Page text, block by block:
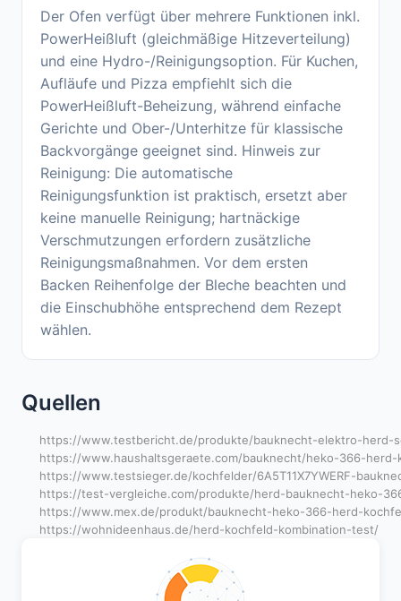
Der Ofen verfügt über mehrere Funktionen inkl.
PowerHeißluft (gleichmäßige Hitzeverteilung)
und eine Hydro-/Reinigungsoption. Für Kuchen,
Aufläufe und Pizza empfiehlt sich die
PowerHeißluft-Beheizung, während einfache
Gerichte und Ober-/Unterhitze für klassische
Backvorgänge geeignet sind. Hinweis zur
Reinigung: Die automatische
Reinigungsfunktion ist praktisch, ersetzt aber
keine manuelle Reinigung; hartnäckige
Verschmutzungen erfordern zusätzliche
Reinigungsmaßnahmen. Vor dem ersten
Backen Reihenfolge der Bleche beachten und
die Einschubhöhe entsprechend dem Rezept
wählen.
Quellen
https://www.testbericht.de/produkte/bauknecht-elektro-herd-
https://www.haushaltsgeraete.com/bauknecht/heko-366-
https://www.testsieger.de/kochfelder/6A5T11X7YWERF-
https://test-vergleiche.com/produkte/herd-bauknecht-heko-
https://www.mex.de/produkt/bauknecht-heko-366-herd-
https://wohnideenhaus.de/herd-kochfeld-kombination-test/